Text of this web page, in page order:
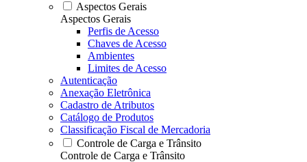
Aspectos Gerais
Aspectos Gerais
Perfis de Acesso
Chaves de Acesso
Ambientes
Limites de Acesso
Autenticação
Anexação Eletrônica
Cadastro de Atributos
Catálogo de Produtos
Classificação Fiscal de Mercadoria
Controle de Carga e Trânsito
Controle de Carga e Trânsito